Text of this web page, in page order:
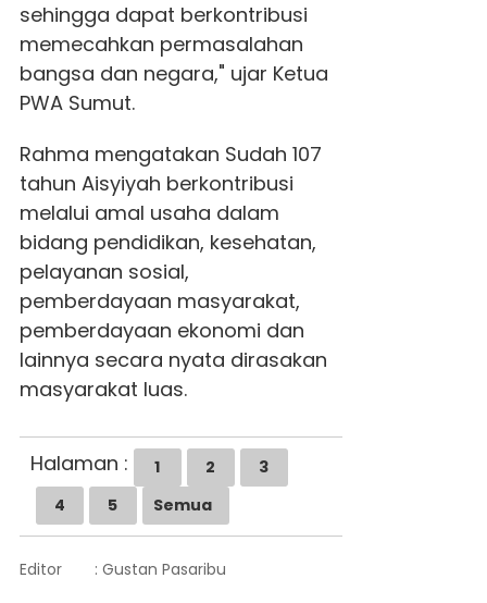
sehingga dapat berkontribusi
memecahkan permasalahan
bangsa dan negara," ujar Ketua
PWA Sumut.
Rahma mengatakan Sudah 107
tahun Aisyiyah berkontribusi
melalui amal usaha dalam
bidang pendidikan, kesehatan,
pelayanan sosial,
pemberdayaan masyarakat,
pemberdayaan ekonomi dan
lainnya secara nyata dirasakan
masyarakat luas.
Halaman : 1 2
3
4
5 Semua
Editor : Gustan Pasaribu